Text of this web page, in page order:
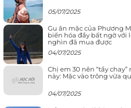
05/07/2025
Gu ăn mặc của Phương
biến hóa đầy bất ngờ với
nghìn đã mua được
04/07/2025
Chị em 30 nên “tẩy
này: Mặc vào trông vừa
04/07/2025